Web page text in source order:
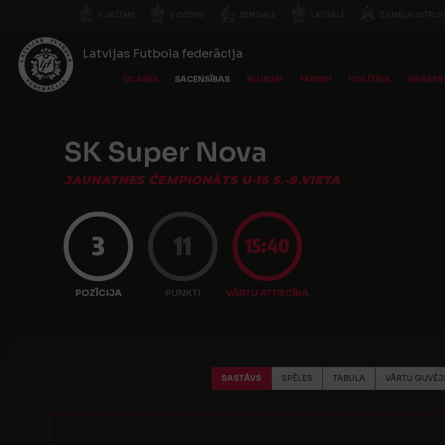
KURZEME VIDZEME ZEMGALE LATGALE
Latvijas Futbola federācija
IZLASES SACENSĪBAS KLUBIEM FANIEM IZGLĪTĪBA
SK Super Nova
JAUNATNES ČEMPIONĀTS U-15 5.-8.VIETA
3
POZĪCIJA
11
PUNKTI
15:40
VĀRTU ATTIECĪBA
SASTĀVS SPĒLES TABULA VĀRTU